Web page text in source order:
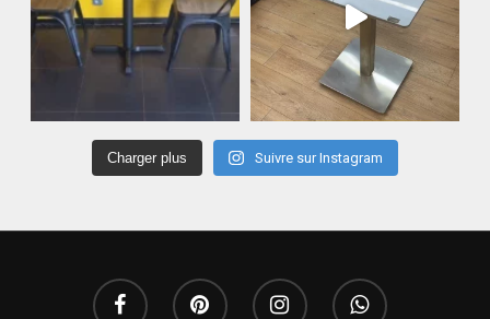
Charger plus Suivre sur Instagram